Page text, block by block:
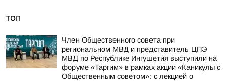
ТОП
Член Общественного совета при
региональном МВД и представитель ЦПЭ
МВД по Республике Ингушетия выступили на
форуме «Таргим» в рамках акции «Каникулы с
Общественным советом»: с лекцией о